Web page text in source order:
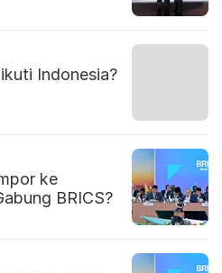
Indonesia?
ke
BRICS?